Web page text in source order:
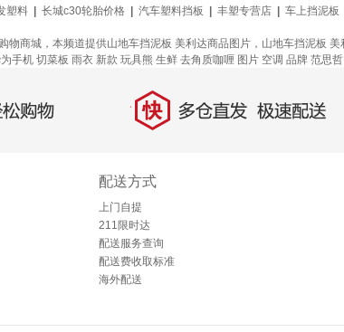
塑料 长城c30轮胎价格 汽车塑料挡板 丰塑专营店 车上挡泥板
物商城，本频道提供山地车挡泥板 美利达商品图片，山地车挡泥板
手机 切菜板 雨衣 新款 玩具熊 生鲜 去角质咖喱 图片 空调 品牌 范思哲
购物 快 多仓直发，极速配送
配送方式
上门自提
211限时达
配送服务查询
配送费收取标准
海外配送